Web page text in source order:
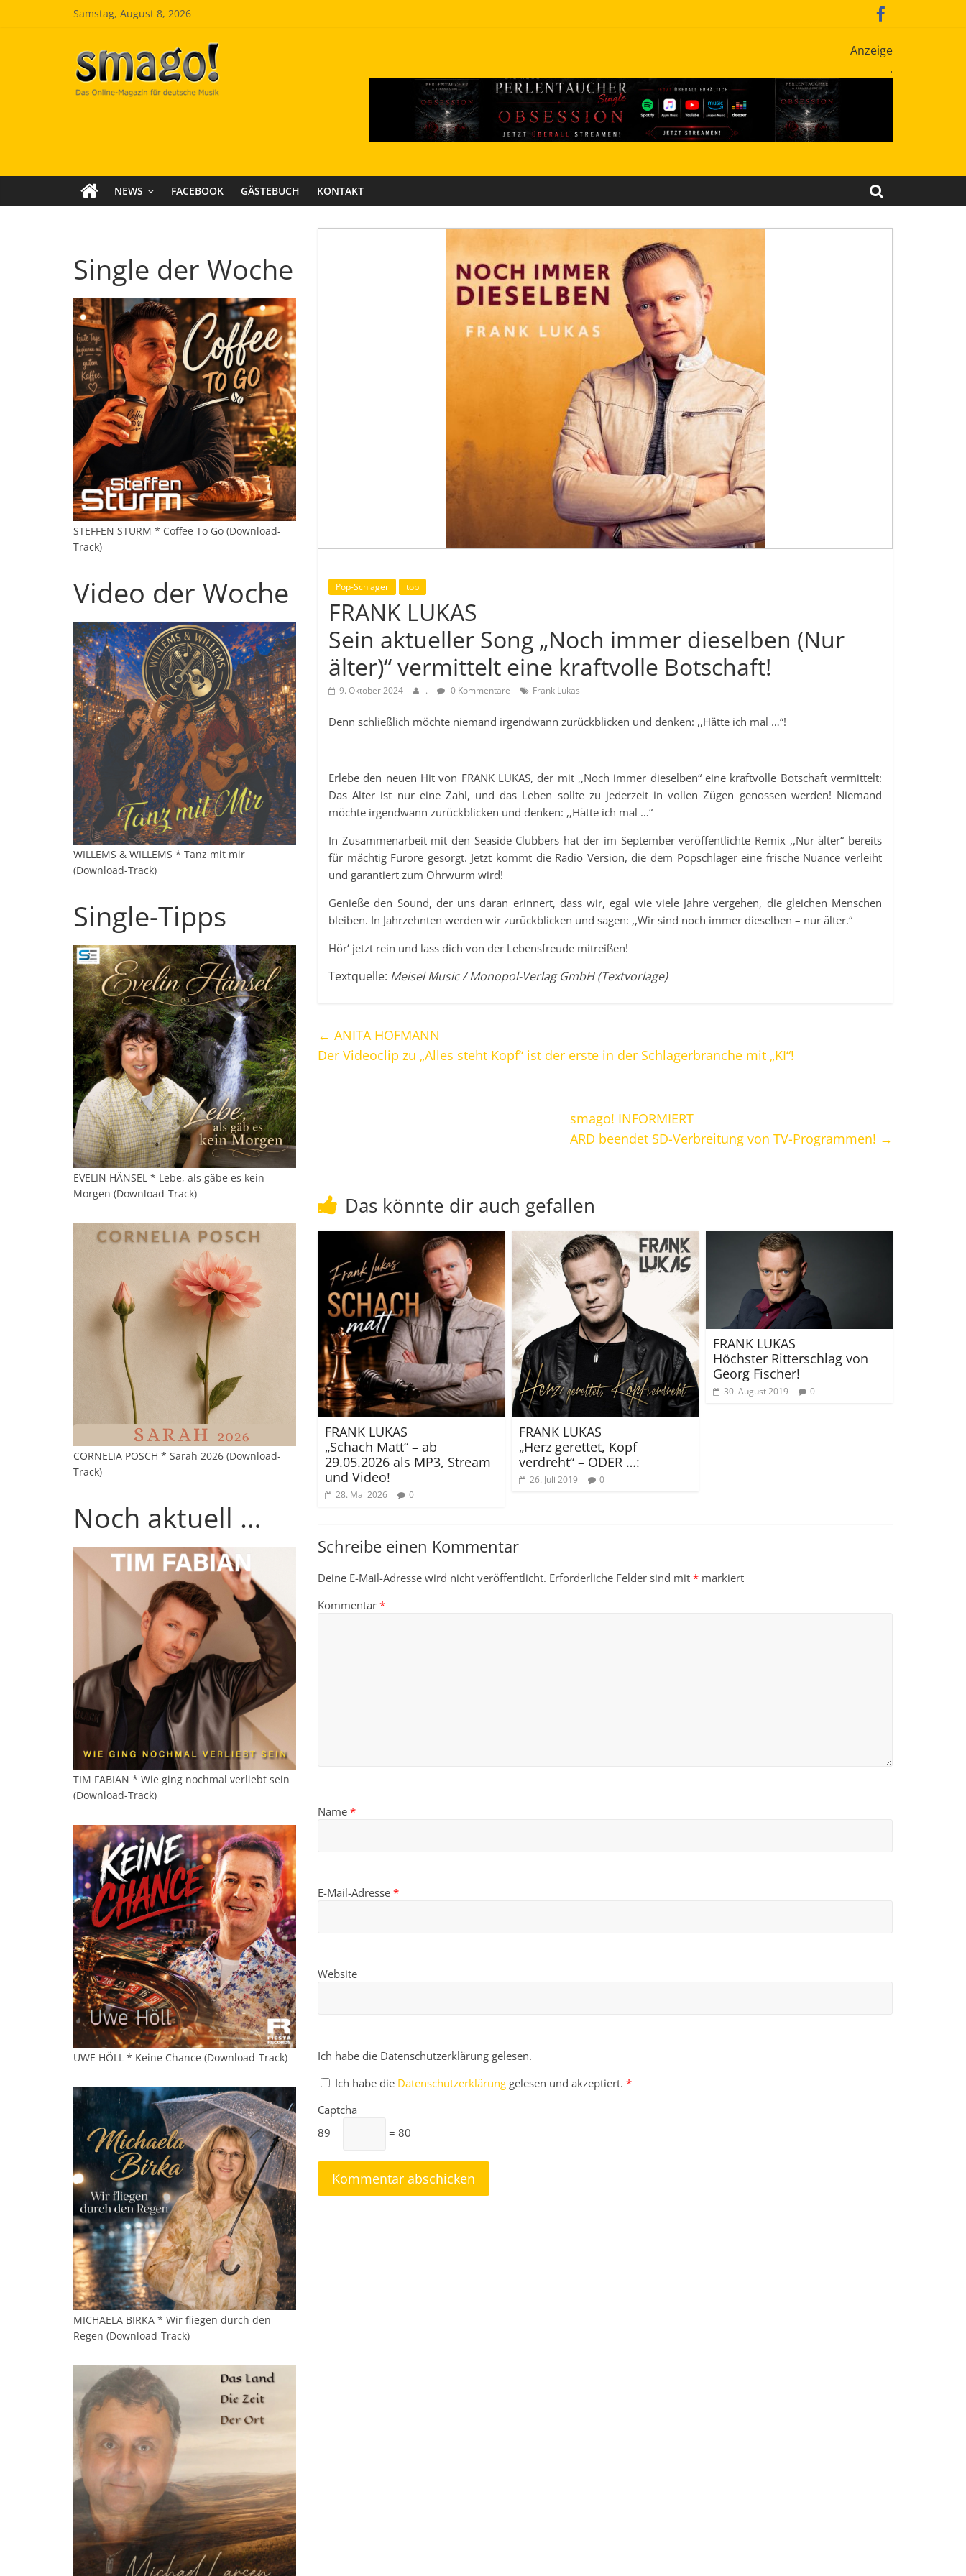
Samstag, August 8, 2026
Smago
SchlagerMAGazinOnline
Anzeige
.
NEWS FACEBOOK GÄSTEBUCH KONTAKT
Pop-Schlager top
FRANK LUKAS
Sein aktueller Song „Noch immer dieselben (Nur
älter)“ vermittelt eine kraftvolle Botschaft!
9. Oktober 2024 . 0 Kommentare Frank Lukas
Denn schließlich möchte niemand irgendwann zurückblicken und denken: ,,Hätte ich mal …“!
Erlebe den neuen Hit von FRANK LUKAS, der mit ,,Noch immer dieselben“ eine kraftvolle Botschaft vermittelt:
Das Alter ist nur eine Zahl, und das Leben sollte zu jederzeit in vollen Zügen genossen werden! Niemand
möchte irgendwann zurückblicken und denken: ,,Hätte ich mal …“
In Zusammenarbeit mit den Seaside Clubbers hat der im September veröffentlichte Remix ,,Nur älter“ bereits
für mächtig Furore gesorgt. Jetzt kommt die Radio Version, die dem Popschlager eine frische Nuance verleiht
und garantiert zum Ohrwurm wird!
Genieße den Sound, der uns daran erinnert, dass wir, egal wie viele Jahre vergehen, die gleichen Menschen
bleiben. In Jahrzehnten werden wir zurückblicken und sagen: ,,Wir sind noch immer dieselben – nur älter.“
Hör‘ jetzt rein und lass dich von der Lebensfreude mitreißen!
Textquelle: Meisel Music / Monopol-Verlag GmbH (Textvorlage)
← ANITA HOFMANN
Der Videoclip zu „Alles steht Kopf“ ist der erste in der Schlagerbranche mit „KI“!
smago! INFORMIERT
ARD beendet SD-Verbreitung von TV-Programmen! →
Das könnte dir auch gefallen
FRANK LUKAS
„Schach Matt“ – ab
29.05.2026 als MP3, Stream
und Video!
28. Mai 2026 0
FRANK LUKAS
„Herz gerettet, Kopf
verdreht“ – ODER …:
26. Juli 2019 0
FRANK LUKAS
Höchster Ritterschlag von
Georg Fischer!
30. August 2019 0
Schreibe einen Kommentar
Deine E-Mail-Adresse wird nicht veröffentlicht. Erforderliche Felder sind mit * markiert
Kommentar *
Name *
E-Mail-Adresse *
Website
Ich habe die Datenschutzerklärung gelesen.
Ich habe die Datenschutzerklärung gelesen und akzeptiert. *
Captcha
89 −
= 80
Single der Woche
STEFFEN STURM * Coffee To Go (Download-
Track)
Video der Woche
WILLEMS & WILLEMS * Tanz mit mir
(Download-Track)
Single-Tipps
EVELIN HÄNSEL * Lebe, als gäbe es kein
Morgen (Download-Track)
CORNELIA POSCH * Sarah 2026 (Download-
Track)
Noch aktuell …
TIM FABIAN * Wie ging nochmal verliebt sein
(Download-Track)
UWE HÖLL * Keine Chance (Download-Track)
MICHAELA BIRKA * Wir fliegen durch den
Regen (Download-Track)